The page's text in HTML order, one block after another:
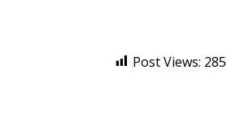
Post Views: 285